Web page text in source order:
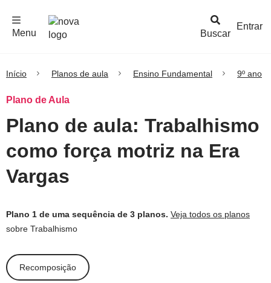
Buscar
Menu
Entrar
Início Planos de aula Ensino Fundamental 9º ano
Plano de Aula
Plano de aula: Trabalhismo
como força motriz na Era
Vargas
Plano 1 de uma sequência de 3 planos. Veja todos os planos
sobre Trabalhismo
Recomposição